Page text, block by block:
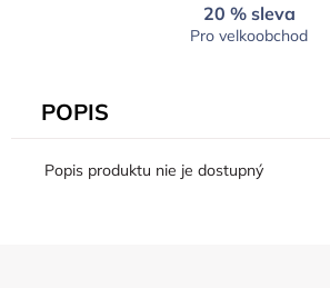
20 % sleva
Pro velkoobchod
POPIS
Popis produktu nie je dostupný